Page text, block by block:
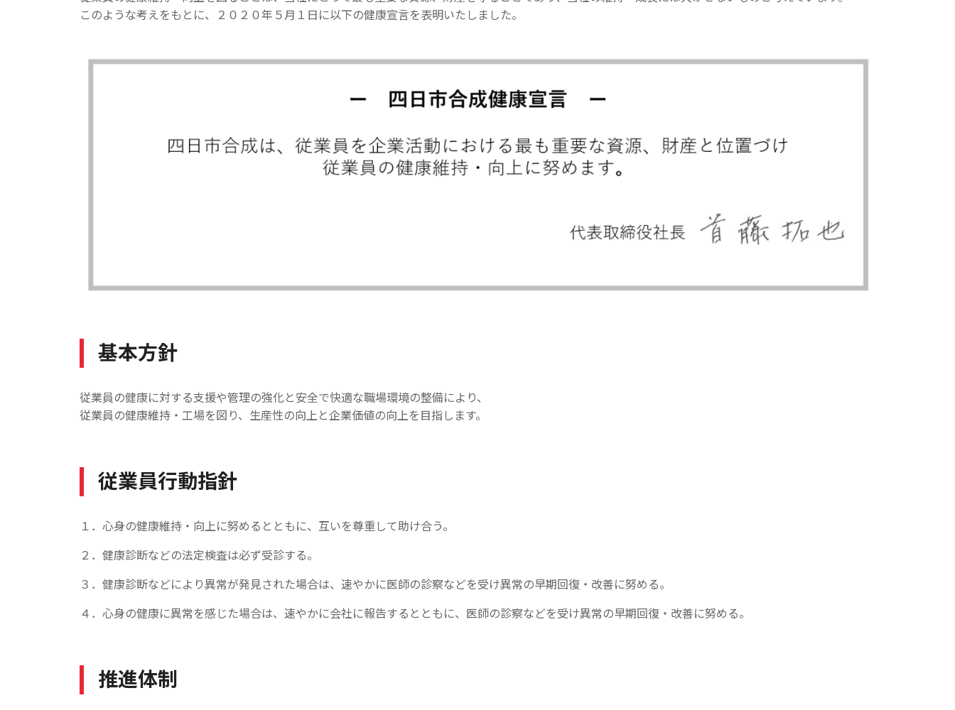
このような考えをもとに、２０２０年５月１日に以下の健康宣言を表明いたしました。
基本方針
従業員の健康に対する支援や管理の強化と安全で快適な職場環境の整備により、
従業員の健康維持・工場を図り、生産性の向上と企業価値の向上を目指します。
従業員行動指針
１．心身の健康維持・向上に努めるとともに、互いを尊重して助け合う。
２．健康診断などの法定検査は必ず受診する。
３．健康診断などにより異常が発見された場合は、速やかに医師の診察などを受け異常の早期回復・改善に努める。
４．心身の健康に異常を感じた場合は、速やかに会社に報告するとともに、医師の診察などを受け異常の早期回復・改善に努める。
推進体制